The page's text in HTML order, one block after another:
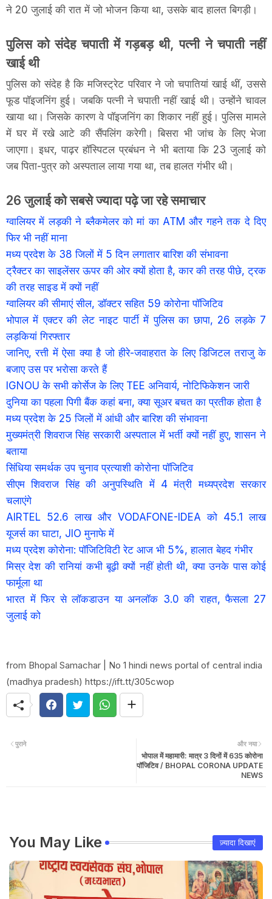
ने 20 जुलाई की रात में जो भोजन किया था, उसके बाद हालत बिगड़ी।
पुलिस को संदेह चपाती में गड़बड़ थी, पत्नी ने चपाती नहीं
खाई थी
पुलिस को संदेह है कि मजिस्ट्रेट परिवार ने जो चपातियां खाई थीं, उससे
फूड पाॅइजनिंग हुई। जबकि पत्नी ने चपाती नहीं खाई थी। उन्होंने चावल
खाया था। जिसके कारण वे पाॅइजनिंग का शिकार नहीं हुई। पुलिस मामले
में घर में रखे आटे की सैंपलिंग करेगी। बिसरा भी जांच के लिए भेजा
जाएगा। इधर, पाढ़र हॉस्पिटल प्रबंधन ने भी बताया कि 23 जुलाई को
जब पिता-पुत्र को अस्पताल लाया गया था, तब हालत गंभीर थी।
26 जुलाई को सबसे ज्यादा पढ़े जा रहे समाचार
ग्वालियर में लड़की ने ब्लैकमेलर को मां का ATM और गहने तक दे दिए
फिर भी नहीं माना
मध्य प्रदेश के 38 जिलों में 5 दिन लगातार बारिश की संभावना
ट्रैक्टर का साइलेंसर ऊपर की ओर क्यों होता है, कार की तरह पीछे, ट्रक
की तरह साइड में क्यों नहीं
ग्वालियर की सीमाएं सील, डॉक्टर सहित 59 कोरोना पॉजिटिव
भोपाल में एक्टर की लेट नाइट पार्टी में पुलिस का छापा, 26 लड़के 7
लड़कियां गिरफ्तार
जानिए, रत्ती में ऐसा क्या है जो हीरे-जवाहरात के लिए डिजिटल तराजु के
बजाए उस पर भरोसा करते हैं
IGNOU के सभी कोर्सेज के लिए TEE अनिवार्य, नोटिफिकेशन जारी
दुनिया का पहला पिगी बैंक कहां बना, क्या सूअर बचत का प्रतीक होता है
मध्य प्रदेश के 25 जिलों में आंधी और बारिश की संभावना
मुख्यमंत्री शिवराज सिंह सरकारी अस्पताल में भर्ती क्यों नहीं हुए, शासन ने
बताया
सिंधिया समर्थक उप चुनाव प्रत्याशी कोरोना पॉजिटिव
सीएम शिवराज सिंह की अनुपस्थिति में 4 मंत्री मध्यप्रदेश सरकार
चलाएंगे
AIRTEL 52.6 लाख और VODAFONE-IDEA को 45.1 लाख
यूजर्स का घाटा, JIO मुनाफे में
मध्य प्रदेश कोरोना: पॉजिटिविटी रेट आज भी 5%, हालात बेहद गंभीर
मिस्र देश की रानियां कभी बूढ़ी क्यों नहीं होती थी, क्या उनके पास कोई
फार्मूला था
भारत में फिर से लॉकडाउन या अनलॉक 3.0 की राहत, फैसला 27
जुलाई को
from Bhopal Samachar | No 1 hindi news portal of central india
(madhya pradesh) https://ift.tt/305cwop
और नया
भोपाल में महामारी: मात्र 3 दिनों में 635 कोरोना
पॉजिटिव / BHOPAL CORONA UPDATE
NEWS
पुराने
You May Like ज़्यादा दिखाएं